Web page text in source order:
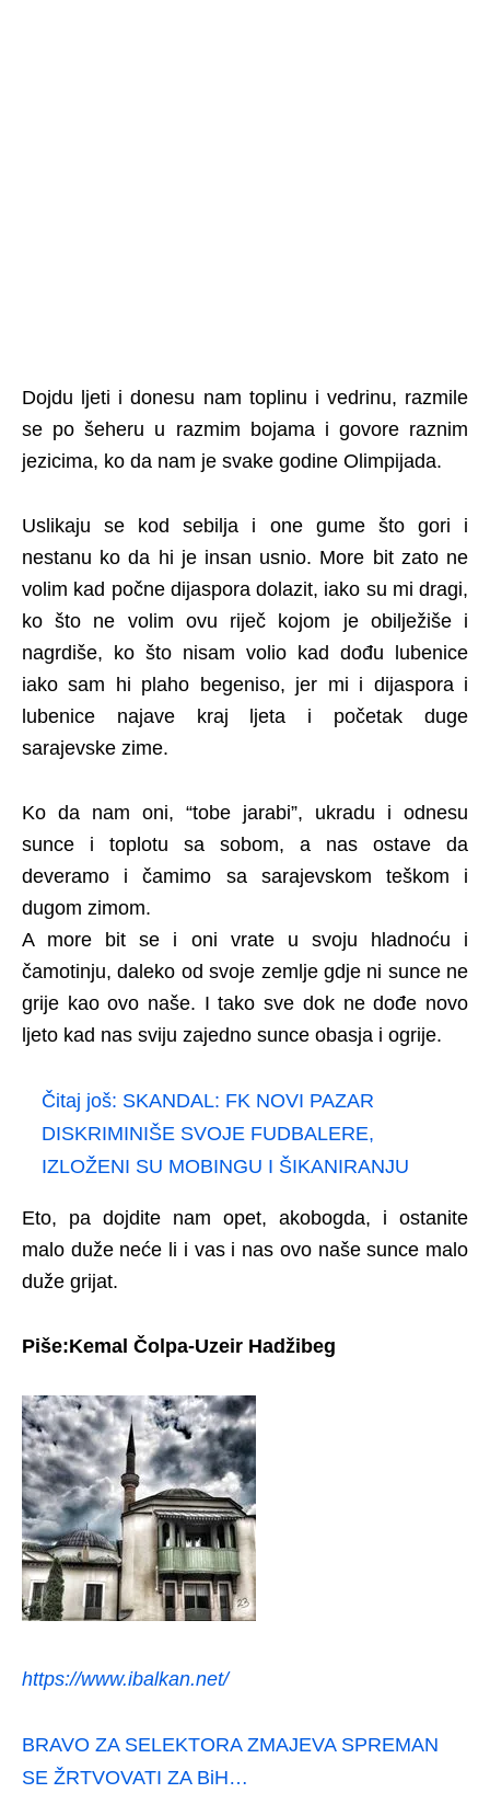
Dojdu ljeti i donesu nam toplinu i vedrinu, razmile
se po šeheru u razmim bojama i govore raznim
jezicima, ko da nam je svake godine Olimpijada.
Uslikaju se kod sebilja i one gume što gori i
nestanu ko da hi je insan usnio. More bit zato ne
volim kad počne dijaspora dolazit, iako su mi dragi,
ko što ne volim ovu riječ kojom je obilježiše i
nagrdiše, ko što nisam volio kad dođu lubenice
iako sam hi plaho begeniso, jer mi i dijaspora i
lubenice najave kraj ljeta i početak duge
sarajevske zime.
Ko da nam oni, “tobe jarabi”, ukradu i odnesu
sunce i toplotu sa sobom, a nas ostave da
deveramo i čamimo sa sarajevskom teškom i
dugom zimom.
A more bit se i oni vrate u svoju hladnoću i
čamotinju, daleko od svoje zemlje gdje ni sunce ne
grije kao ovo naše. I tako sve dok ne dođe novo
ljeto kad nas sviju zajedno sunce obasja i ogrije.
Čitaj još: SKANDAL: FK NOVI PAZAR
DISKRIMINIŠE SVOJE FUDBALERE,
IZLOŽENI SU MOBINGU I ŠIKANIRANJU
Eto, pa dojdite nam opet, akobogda, i ostanite
malo duže neće li i vas i nas ovo naše sunce malo
duže grijat.
Piše:Kemal Čolpa-Uzeir Hadžibeg
https://www.ibalkan.net/
BRAVO ZA SELEKTORA ZMAJEVA SPREMAN
SE ŽRTVOVATI ZA BiH…